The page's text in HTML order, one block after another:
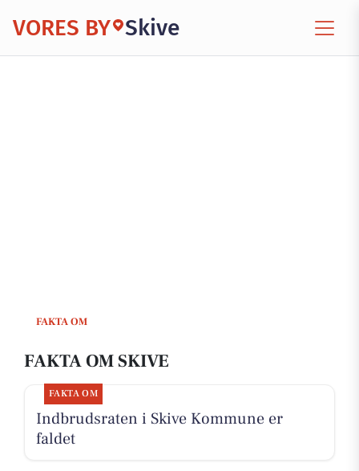
VORES BY Skive
FAKTA OM
FAKTA OM SKIVE
FAKTA OM
Indbrudsraten i Skive Kommune er
faldet